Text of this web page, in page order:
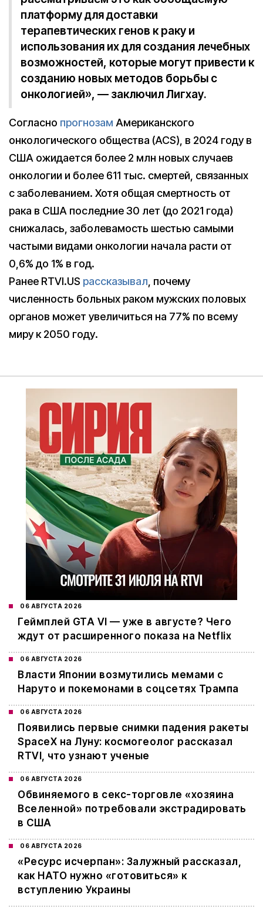
платформу для доставки
терапевтических генов к раку и
использования их для создания лечебных
возможностей, которые могут привести к
созданию новых методов борьбы с
онкологией», — заключил Лигхау.
Согласно прогнозам Американского
онкологического общества (ACS), в 2024 году в
США ожидается более 2 млн новых случаев
онкологии и более 611 тыс. смертей, связанных
с заболеванием. Хотя общая смертность от
рака в США последние 30 лет (до 2021 года)
снижалась, заболевамость шестью самыми
частыми видами онкологии начала расти от
0,6% до 1% в год.
Ранее RTVI.US рассказывал, почему
численность больных раком мужских половых
органов может увеличиться на 77% по всему
миру к 2050 году.
06 АВГУСТА 2026
Геймплей GTA VI — уже в августе? Чего
ждут от расширенного показа на Netflix
06 АВГУСТА 2026
Власти Японии возмутились мемами с
Наруто и покемонами в соцсетях Трампа
06 АВГУСТА 2026
Появились первые снимки падения ракеты
SpaceX на Луну: космогеолог рассказал
RTVI, что узнают ученые
06 АВГУСТА 2026
Обвиняемого в секс-торговле «хозяина
Вселенной» потребовали экстрадировать
в США
06 АВГУСТА 2026
«Ресурс исчерпан»: Залужный рассказал,
как НАТО нужно «готовиться» к
вступлению Украины